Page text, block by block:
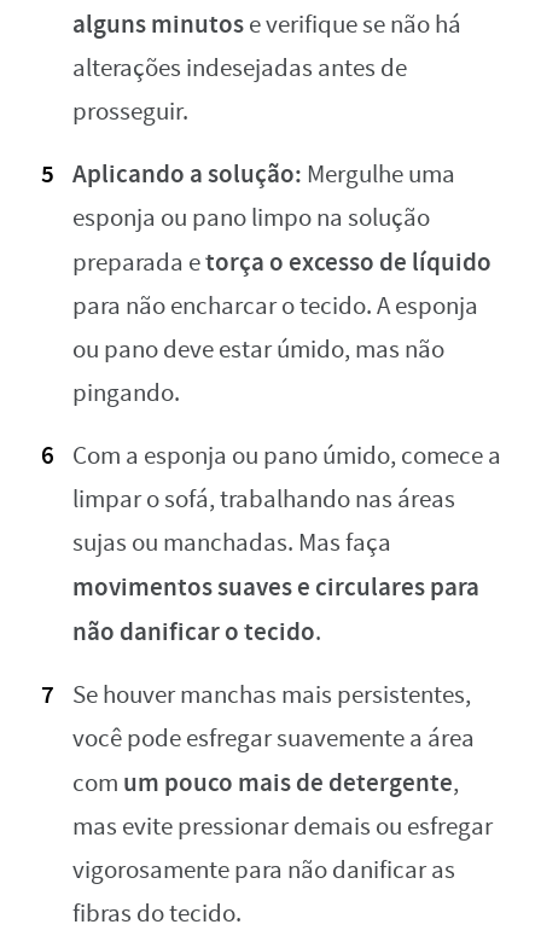
alguns minutose verifique se não há
alterações indesejadas antes de
prosseguir.
Aplicando a solução: Mergulhe uma
esponja ou pano limpo na solução
preparada etorça o excesso de líquido
para não encharcar o tecido. A esponja
ou pano deve estar úmido, mas não
pingando.
Com a esponja ou pano úmido, comece a
limpar o sofá, trabalhando nas áreas
sujas ou manchadas. Mas faça
movimentos suaves e circulares para
não danificar o tecido.
Se houver manchas mais persistentes,
você pode esfregar suavemente a área
com um pouco mais de detergente,
mas evite pressionar demais ou esfregar
vigorosamente para não danificar as
fibras do tecido.